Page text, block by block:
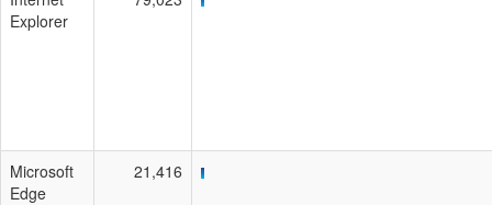
Explorer
Microsoft
Edge
21,416